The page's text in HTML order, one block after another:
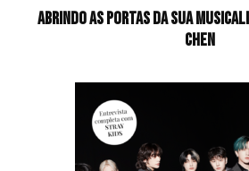
Abrindo as portas da sua
CHEN